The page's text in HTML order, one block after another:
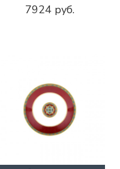
7924 руб.